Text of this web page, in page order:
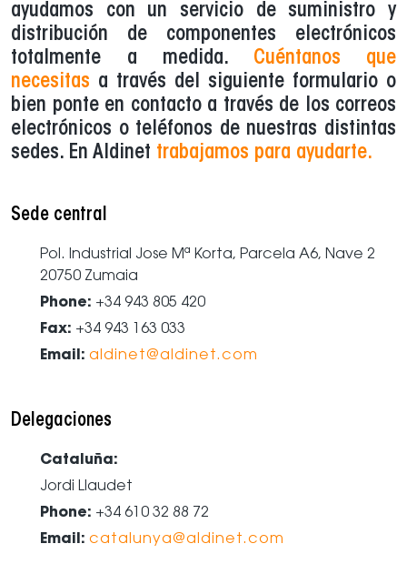
ayudamos con un servicio de suministro y
distribución de componentes electrónicos
totalmente a medida. Cuéntanos que
necesitas a través del siguiente formulario o
bien ponte en contacto a través de los correos
electrónicos o teléfonos de nuestras distintas
sedes. En Aldinet trabajamos para ayudarte.
Sede central
Pol. Industrial Jose Mª Korta, Parcela A6, Nave 2
20750 Zumaia
Phone: +34 943 805 420
Fax: +34 943 163 033
Email: aldinet@aldinet.com
Delegaciones
Cataluña:
Jordi Llaudet
Phone: +34 610 32 88 72
Email: catalunya@aldinet.com